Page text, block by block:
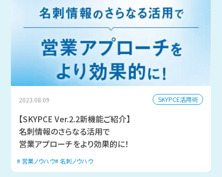
2023.08.09 SKYPCE活用術
【SKYPCE Ver.2.2新機能ご紹介】
名刺情報のさらなる活用で
営業アプローチをより効果的に！
営業ノウハウ 名刺ノウハウ